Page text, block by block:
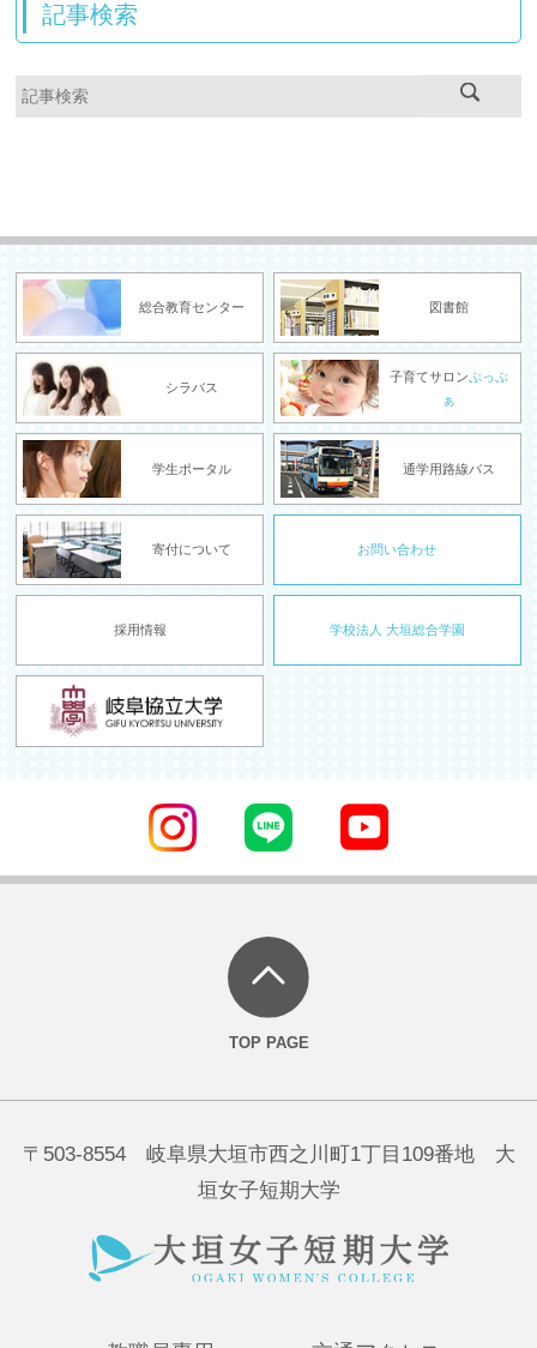
記事検索
総合教育センター 図書館
シラバス
子育てサロンぷっぷ
ぁ
学生ポータル 通学用路線バス
寄付について お問い合わせ
採用情報 学校法人 大垣総合学園
〒503-8554 岐阜県大垣市西之川町1丁目109番地 大
垣女子短期大学